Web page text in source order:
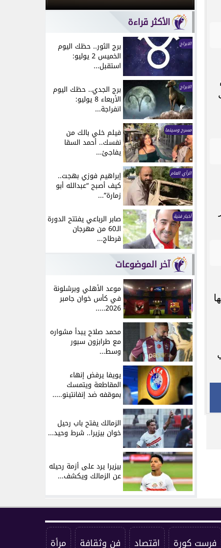
الأكثر قراءة
الابراج برج الثور.. حظك اليوم
الخميس 2 يوليو:
استقبل...
الابراج برج الجدي.. حظك اليوم
الأربعاء 8 يوليو:
انفراجة...
مسرح وسينما فيلم خلي بالك من
نفسك.. أحمد السقا
يفاجئ...
الرأي العام إبراهيم فوزي بهجت..
كيف أصبح “عبدالله أبو
زمارة”...
أخبار فنية صابر الرباعي يفتتح الدورة
الـ60 من مهرجان
قرطاج...
آخر الموضوعات
موعد الأهلي وبرشلونة
في كأس خوان جامبر
2026.....
محمد صلاح يبدأ مشواره
مع طرابزون سبور
وسط...
يويفا يرفض إنهاء
المقاطعة ويتمسك
بموقفه ضد إنفانتينو.....
الزمالك يفتح باب رحيل
خوان بيزيرا.. شرط وحيد...
بيزيرا يرد على أزمة رحيله
عن الزمالك ويكشف...
فرست كورة اقتصاد فن وثقافة مرأة